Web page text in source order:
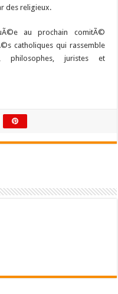
des religieux.
au prochain comitÃ©
catholiques qui rassemble
philosophes, juristes et